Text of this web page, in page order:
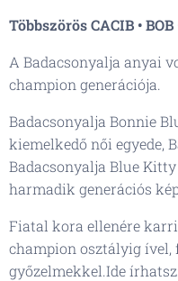
Többszörös CACIB • BOB
A Badacsonyalja anyai
champion generációja.
Badacsonyalja Bonnie
kiemelkedő női egyede,
Badacsonyalja Blue
harmadik generációs
Fiatal kora ellenére
champion osztályig ível,
győzelmekkel.Ide